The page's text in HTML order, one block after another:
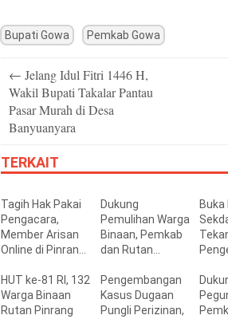
Bupati Gowa Pemkab Gowa
navigation
← Jelang Idul Fitri 1446 H,
Wakil Bupati Takalar Pantau
Pasar Murah di Desa
Banyuanyara
TERKAIT
Tagih Hak Pakai
Pengacara,
Member Arisan
Online di Pinrang
Owner
Dukung
Pemulihan Warga
Binaan, Pemkab
dan Rutan
Sinergi
Pembinaan
Buka
HUT ke-81 RI, 132
Warga Binaan
Rutan Pinrang
Pengembangan
Kasus Dugaan
Pungli Perizinan,